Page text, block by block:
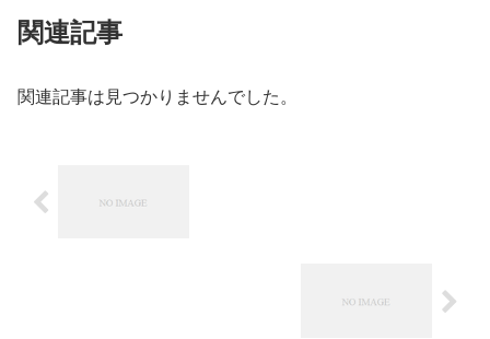
関連記事
関連記事は見つかりませんでした。